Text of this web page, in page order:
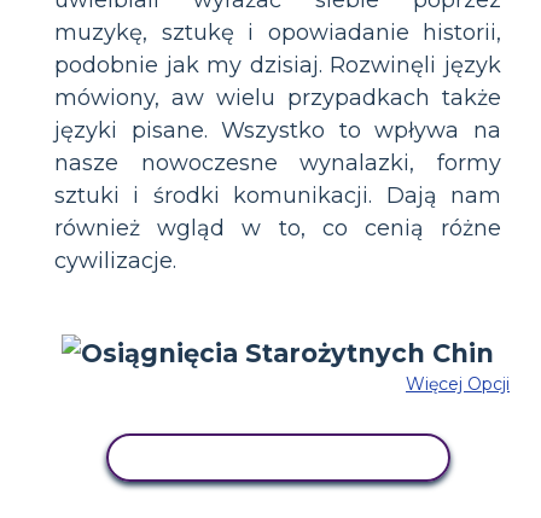
muzykę, sztukę i opowiadanie historii,
podobnie jak my dzisiaj. Rozwinęli język
mówiony, aw wielu przypadkach także
języki pisane. Wszystko to wpływa na
nasze nowoczesne wynalazki, formy
sztuki i środki komunikacji. Dają nam
również wgląd w to, co cenią różne
cywilizacje.
Więcej Opcji